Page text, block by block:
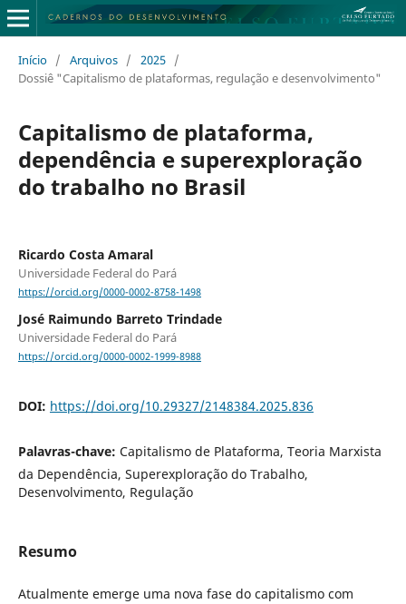
Início / Arquivos / 2025 /
Dossiê "Capitalismo de plataformas, regulação e desenvolvimento"
Capitalismo de plataforma,
dependência e superexploração
do trabalho no Brasil
Ricardo Costa Amaral
Universidade Federal do Pará
https://orcid.org/0000-0002-8758-1498
José Raimundo Barreto Trindade
Universidade Federal do Pará
https://orcid.org/0000-0002-1999-8988
DOI: https://doi.org/10.29327/2148384.2025.836
Palavras-chave: Capitalismo de Plataforma, Teoria Marxista
da Dependência, Superexploração do Trabalho,
Desenvolvimento, Regulação
Resumo
Atualmente emerge uma nova fase do capitalismo com